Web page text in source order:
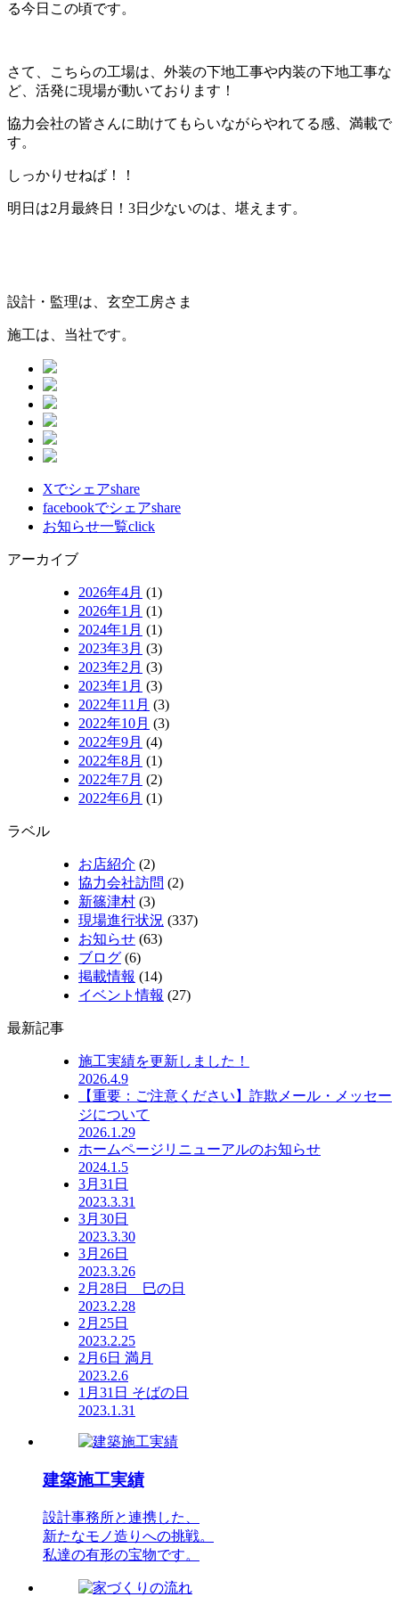
る今日この頃です。
さて、こちらの工場は、外装の下地工事や内装の下地工事な
ど、活発に現場が動いております！
協力会社の皆さんに助けてもらいながらやれてる感、満載で
す。
しっかりせねば！！
明日は2月最終日！3日少ないのは、堪えます。
設計・監理は、玄空工房さま
施工は、当社です。
Xでシェアshare
facebookでシェアshare
お知らせ一覧click
アーカイブ
2026年4月 (1)
2026年1月 (1)
2024年1月 (1)
2023年3月 (3)
2023年2月 (3)
2023年1月 (3)
2022年11月 (3)
2022年10月 (3)
2022年9月 (4)
2022年8月 (1)
2022年7月 (2)
2022年6月 (1)
ラベル
お店紹介 (2)
協力会社訪問 (2)
新篠津村 (3)
現場進行状況 (337)
お知らせ (63)
ブログ (6)
掲載情報 (14)
イベント情報 (27)
最新記事
施工実績を更新しました！
2026.4.9
【重要：ご注意ください】詐欺メール・メッセー
ジについて
2026.1.29
ホームページリニューアルのお知らせ
2024.1.5
3月31日
2023.3.31
3月30日
2023.3.30
3月26日
2023.3.26
2月28日 巳の日
2023.2.28
2月25日
2023.2.25
2月6日 満月
2023.2.6
1月31日 そばの日
2023.1.31
建築施工実績
設計事務所と連携した、
新たなモノ造りへの挑戦。
私達の有形の宝物です。